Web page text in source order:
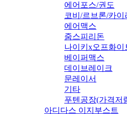
에어포스/권도
코비/르브론/카이
에어맥스
줌스피리돈
나이키x오프화이
베이퍼맥스
데이브레이크
문레이서
기타
푸텐공장(가격저
아디다스 이지부스트